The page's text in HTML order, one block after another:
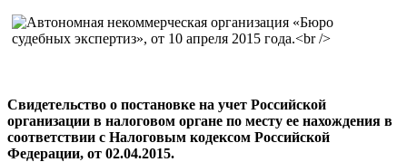
Свидетельство о постановке на учет Российской
организации в налоговом органе по месту ее нахождения в
соответствии с Налоговым кодексом Российской
Федерации, от 02.04.2015.